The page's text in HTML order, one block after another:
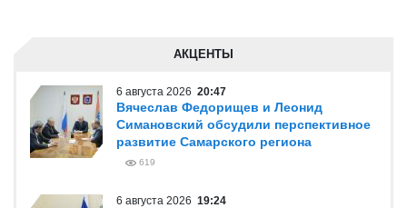
АКЦЕНТЫ
6 августа 2026 20:47
Вячеслав Федорищев и Леонид
Симановский обсудили перспективное
развитие Самарского региона
619
6 августа 2026 19:24